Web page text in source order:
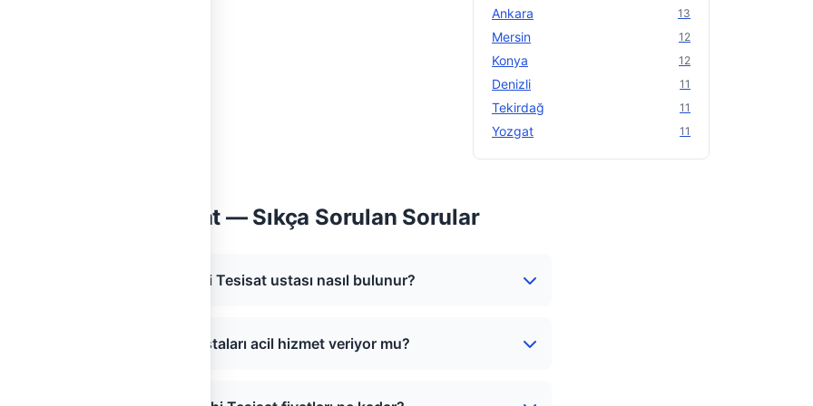
Ankara 13
Mersin 12
Konya 12
Denizli 11
Tekirdağ 11
Yozgat 11
İstanbul Sıhhi Tesisat — Sıkça Sorulan Sorular
Silivri, İstanbul bölgesinde Sıhhi Tesisat ustası nasıl bulunur?
Silivri, İstanbul Sıhhi Tesisat ustaları acil hizmet veriyor mu?